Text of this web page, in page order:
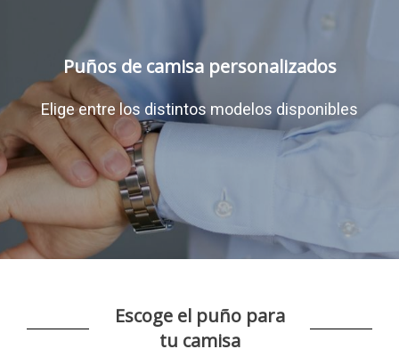
Puños de camisa personalizados
Elige entre los distintos modelos disponibles
Escoge el puño para
tu camisa